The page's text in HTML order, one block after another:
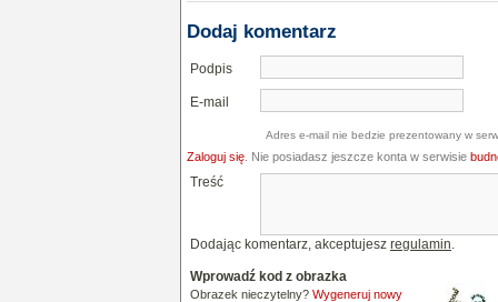
Dodaj komentarz
Podpis
E-mail
Adres e-mail nie bedzie prezentowany w
Zaloguj się . Nie posiadasz jeszcze konta w serwisie
Treść
Dodając komentarz, akceptujesz regulamin.
Wprowadź kod z obrazka
Obrazek nieczytelny? Wygeneruj nowy